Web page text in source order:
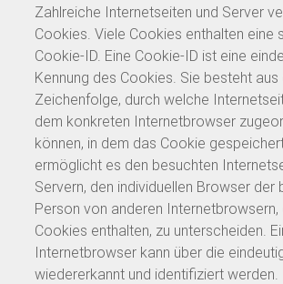
Zahlreiche Internetseiten und Server
Cookies. Viele Cookies enthalten eine
Cookie-ID. Eine Cookie-ID ist eine
Kennung des Cookies. Sie besteht aus
Zeichenfolge, durch welche
dem konkreten Internetbrowser
können, in dem das Cookie
ermöglicht es den besuchten
Servern, den individuellen Browser der
Person von anderen Internetbrowsern,
Cookies enthalten, zu unterscheiden.
Internetbrowser kann über die
wiedererkannt und identifiziert werden.